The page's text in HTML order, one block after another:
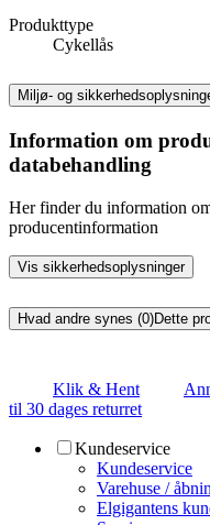
Produkttype
Cykellås
Miljø- og
Information om
databehandling
Her finder du information
producentinformation
Vis sikkerhedsoplysninger
Hvad andre synes (0)Dette
Klik & Hent
til 30 dages returret
Kundeservice
Kundeservice
Varehuse /
Elgigantens